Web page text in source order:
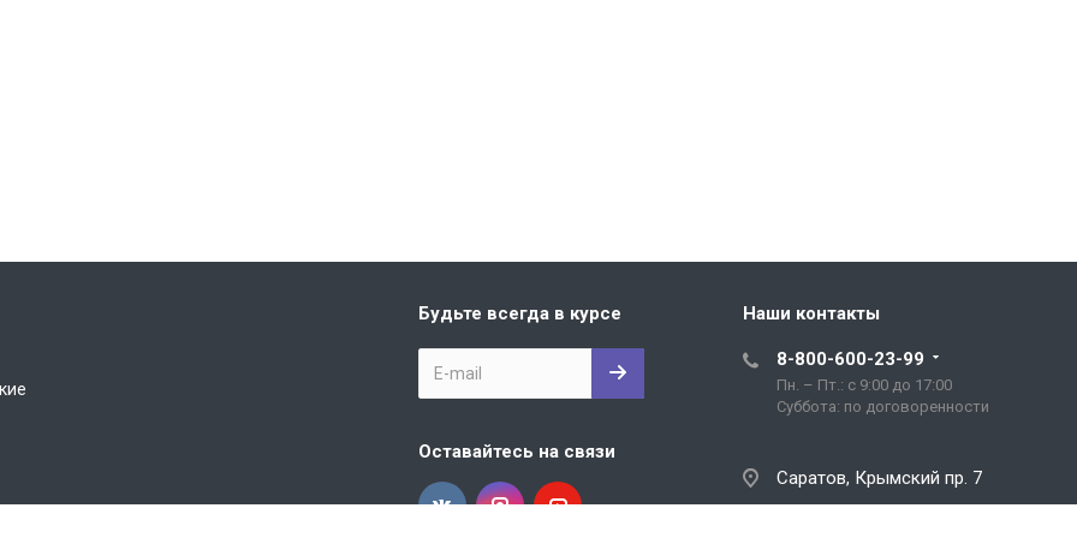
Будьте всегда в курсе
Оставайтесь на связи
Наши контакты
8-800-600-23-99
Пн. – Пт.: с 9:00 до 17:00
Cуббота: по договоренности
Саратов, Крымский пр. 7